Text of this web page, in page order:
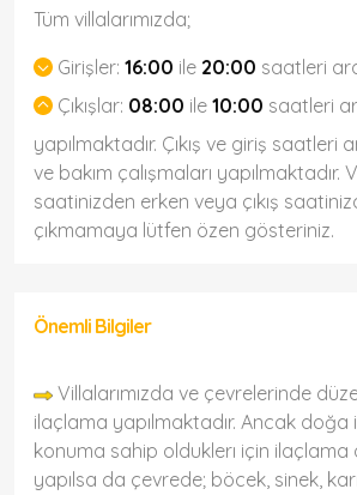
Tüm villalarımızda;
Girişler: 16:00 ile 20:00 saatleri
Çıkışlar: 08:00 ile 10:00 saatleri
yapılmaktadır. Çıkış ve giriş saatleri
ve bakım çalışmaları yapılmaktadır.
saatinizden erken veya çıkış
çıkmamaya lütfen özen gösteriniz.
Önemli Bilgiler
Villalarımızda ve çevrelerinde
ilaçlama yapılmaktadır. Ancak doğa
konuma sahip olduklerı için
yapılsa da çevrede; böcek, sinek,